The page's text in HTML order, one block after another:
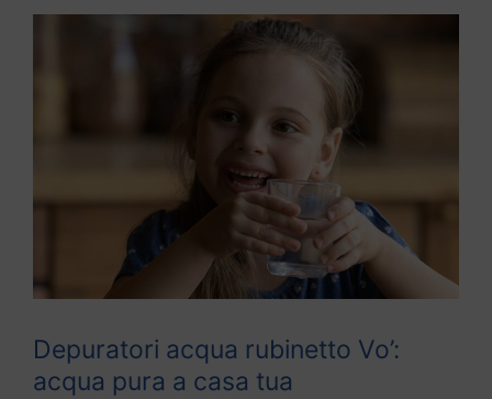
Depuratori acqua rubinetto Vo’:
acqua pura a casa tua